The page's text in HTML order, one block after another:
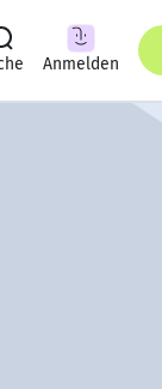
Anmelden